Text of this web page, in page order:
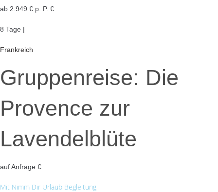
ab 2.949 € p. P. €
8 Tage |
Frankreich
Gruppenreise: Die
Provence zur
Lavendelblüte
auf Anfrage €
Mit Nimm Dir Urlaub Begleitung